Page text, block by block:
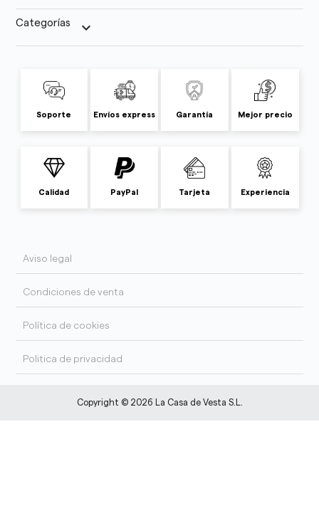
Categorías keyboard_arrow_down
Soporte Envíos express Garantía Mejor precio
Calidad PayPal Tarjeta Experiencia
Aviso legal
Condiciones de venta
Política de cookies
Politica de privacidad
Copyright © 2026 La Casa de Vesta S.L.